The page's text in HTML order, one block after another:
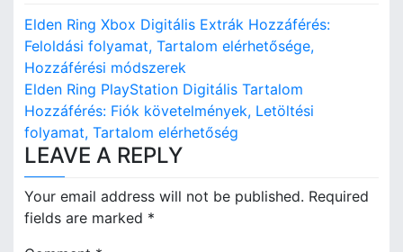
P
o
s
t
n
a
v
Elden Ring Xbox Digitális Extrák Hozzáférés:
Feloldási folyamat, Tartalom elérhetősége,
Hozzáférési módszerek
Elden Ring PlayStation Digitális Tartalom
Hozzáférés: Fiók követelmények, Letöltési
folyamat, Tartalom elérhetőség
LEAVE A REPLY
Your email address will not be published. Required
fields are marked *